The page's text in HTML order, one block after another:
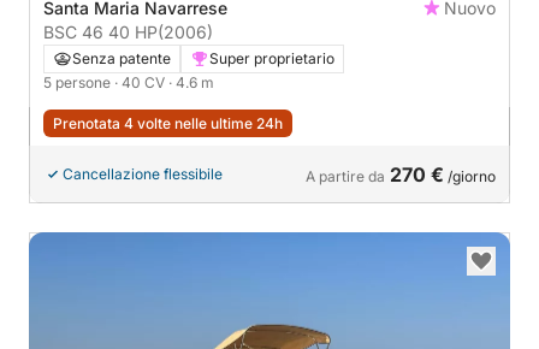
Santa Maria Navarrese
Nuovo
BSC 46 40 HP(2006)
Senza patente
Super proprietario
5 persone · 40 CV · 4.6 m
Prenotata 4 volte nelle ultime 24h
Cancellazione flessibile A partire da 270 € /giorno